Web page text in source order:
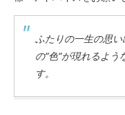
ふたりの一生の思
の“色“が現れるよ
す。